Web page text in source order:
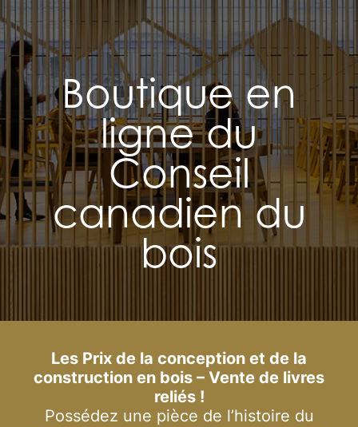
Boutique en
ligne du
Conseil
canadien du
bois
Les Prix de la conception et de la
construction en bois – Vente de livres
reliés !
Possédez une pièce de l’histoire du